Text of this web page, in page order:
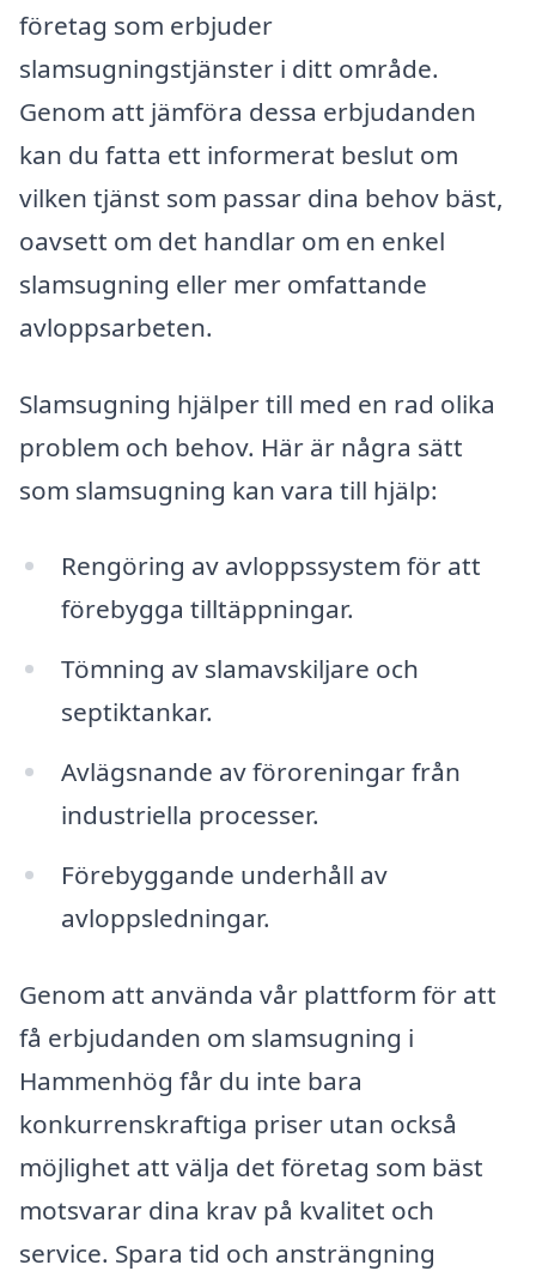
företag som erbjuder
slamsugningstjänster i ditt område.
Genom att jämföra dessa erbjudanden
kan du fatta ett informerat beslut om
vilken tjänst som passar dina behov bäst,
oavsett om det handlar om en enkel
slamsugning eller mer omfattande
avloppsarbeten.
Slamsugning hjälper till med en rad olika
problem och behov. Här är några sätt
som slamsugning kan vara till hjälp:
Rengöring av avloppssystem för att
förebygga tilltäppningar.
Tömning av slamavskiljare och
septiktankar.
Avlägsnande av föroreningar från
industriella processer.
Förebyggande underhåll av
avloppsledningar.
Genom att använda vår plattform för att
få erbjudanden om slamsugning i
Hammenhög får du inte bara
konkurrenskraftiga priser utan också
möjlighet att välja det företag som bäst
motsvarar dina krav på kvalitet och
service. Spara tid och ansträngning